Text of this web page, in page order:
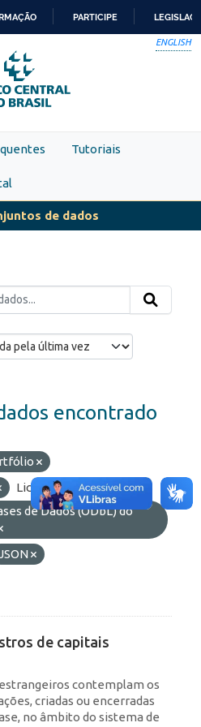
PARA
O
CONTEÚDO
PARTICIPE
ENGLISH
Tutoriais
de dados
encontrado
Licenças:
de Dados (ODbL) do
de capitais
contemplam os
criadas ou encerradas
no âmbito do sistema de